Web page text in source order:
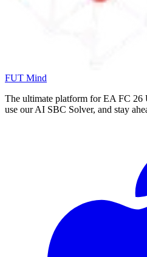
FUT Mind
The ultimate platform for EA FC 26
use our AI SBC Solver, and stay